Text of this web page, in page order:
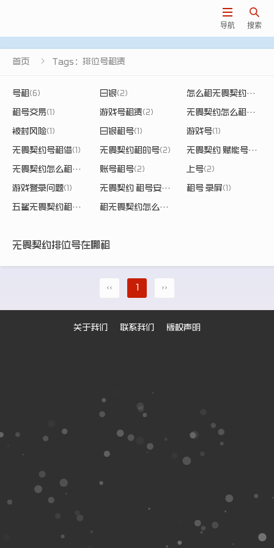

搜索

导航
首页  Tags：排位号租赁
号租(6) 白银(2) 怎么租无畏契约港服号
租号交易(1) 游戏号租赁(2)
无畏契约怎么租港服的号
被封风险(1) 白银租号(1) 游戏号(1)
无畏契约号租借(1) 无畏契约租的号(2) 无畏契约 赋能号租赁
无畏契约怎么租号登号 (2)
账号租号(2) 上号(2)
游戏登录问题(1) 无畏契约 租号安全 租号 录屏(1)
五鲨无畏契约租号 租无畏契约怎么上号
无畏契约排位号在哪租
‹‹ 1 ››
关于我们 联系我们 版权声明